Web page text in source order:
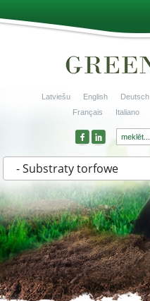
Latviešu English Deutsch
Français
Italiano
- Substraty torfowe